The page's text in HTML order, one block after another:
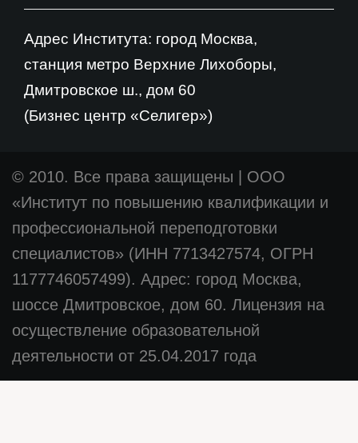
Адрес Института: город Москва,
станция метро Верхние Лихоборы,
Дмитровское ш., дом 60
(Бизнес центр «Селигер»)
© 2010. Все права защищены
ООО
«Институт по повышению квалификации и
профессиональной переподготовки
специалистов» (ИНН 7713427574, ОГРН
1177746057499). Адрес: город Москва,
шоссе Дмитровское, дом 60. Лицензия на
осуществление образовательной
деятельности от 25.04.2017 года